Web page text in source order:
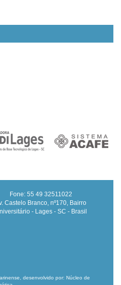
Fone: 55 49 32511022
Castelo Branco, nº170, Bairro
- Lages - SC - Brasil
desenvolvido por: Núcleo de